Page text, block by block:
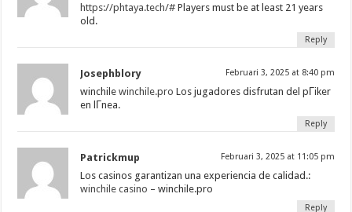
https://phtaya.tech/# Players must be at least 21 years
old.
Reply
Josephblory Februari 3, 2025 at 8:40 pm
winchilewinchile.pro Los jugadores disfrutan del pГіker
en lГ­nea.
Reply
Patrickmup Februari 3, 2025 at 11:05 pm
Los casinos garantizan una experiencia de calidad.:
winchile casino – winchile.pro
Reply